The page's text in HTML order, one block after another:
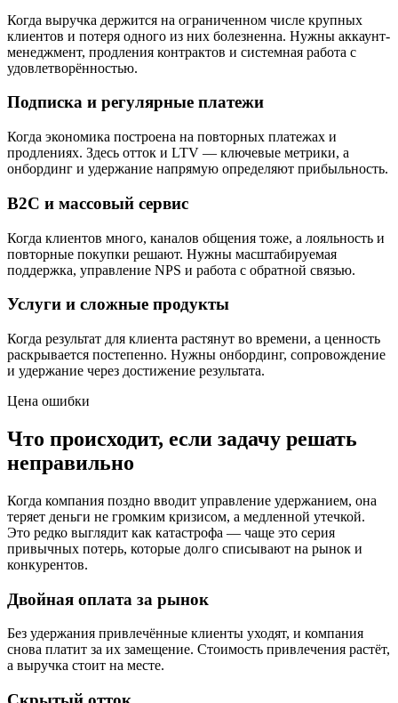
Когда выручка держится на ограниченном числе крупных
клиентов и потеря одного из них болезненна. Нужны аккаунт-
менеджмент, продления контрактов и системная работа с
удовлетворённостью.
Подписка и регулярные платежи
Когда экономика построена на повторных платежах и
продлениях. Здесь отток и LTV — ключевые метрики, а
онбординг и удержание напрямую определяют прибыльность.
B2C и массовый сервис
Когда клиентов много, каналов общения тоже, а лояльность и
повторные покупки решают. Нужны масштабируемая
поддержка, управление NPS и работа с обратной связью.
Услуги и сложные продукты
Когда результат для клиента растянут во времени, а ценность
раскрывается постепенно. Нужны онбординг, сопровождение
и удержание через достижение результата.
Цена ошибки
Что происходит, если задачу решать
неправильно
Когда компания поздно вводит управление удержанием, она
теряет деньги не громким кризисом, а медленной утечкой.
Это редко выглядит как катастрофа — чаще это серия
привычных потерь, которые долго списывают на рынок и
конкурентов.
Двойная оплата за рынок
Без удержания привлечённые клиенты уходят, и компания
снова платит за их замещение. Стоимость привлечения растёт,
а выручка стоит на месте.